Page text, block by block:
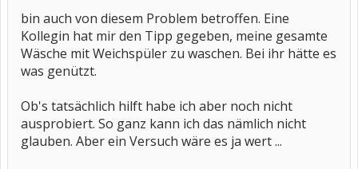
bin auch von diesem Problem betroffen. Eine
Kollegin hat mir den Tipp gegeben, meine gesamte
Wäsche mit Weichspüler zu waschen. Bei ihr hätte es
was genützt.
Ob's tatsächlich hilft habe ich aber noch nicht
ausprobiert. So ganz kann ich das nämlich nicht
glauben. Aber ein Versuch wäre es ja wert ...